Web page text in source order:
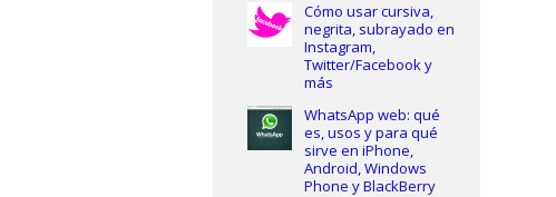
Cómo usar cursiva,
negrita, subrayado en
Instagram,
Twitter/Facebook y
más
WhatsApp web: qué
es, usos y para qué
sirve en iPhone,
Android, Windows
Phone y BlackBerry